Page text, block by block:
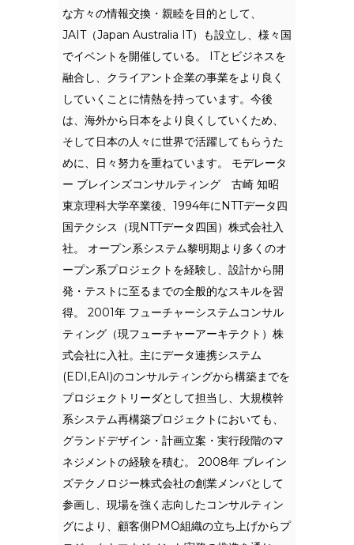
な方々の情報交換・親睦を目的として、
JAIT（Japan Australia IT）も設立し、様々国
でイベントを開催している。 ITとビジネスを
融合し、クライアント企業の事業をより良く
していくことに情熱を持っています。今後
は、海外から日本をより良くしていくため、
そして日本の人々に世界で活躍してもらうた
めに、日々努力を重ねています。 モデレータ
ー ブレインズコンサルティング 古崎 知昭
東京理科大学卒業後、1994年にNTTデータ四
国テクシス（現NTTデータ四国）株式会社入
社。 オープン系システム黎明期より多くのオ
ープン系プロジェクトを経験し、設計から開
発・テストに至るまでの全般的なスキルを習
得。 2001年 フューチャーシステムコンサル
ティング（現フューチャーアーキテクト）株
式会社に入社。主にデータ連携システム
(EDI,EAI)のコンサルティングから構築までを
プロジェクトリーダとして担当し、大規模幹
系システム再構築プロジェクトにおいても、
グランドデザイン・計画立案・実行段階のマ
ネジメントの経験を積む。 2008年 ブレイン
ズテクノロジー株式会社の創業メンバとして
参画し、現場を強く志向したコンサルティン
グにより、顧客側PMO組織の立ち上げからプ